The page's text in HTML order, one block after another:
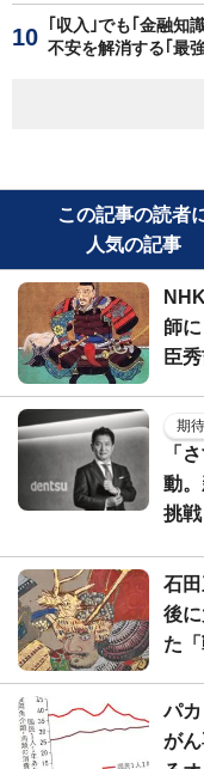
｢収入｣でも｢金融知
不安を解消する｢最
この記事の読者
人気の記事
師
臣
期
「
動
挑戦
石
後
た
パ
が